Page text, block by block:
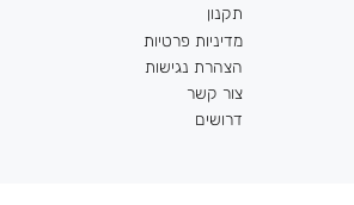
תקנון
מדיניות פרטיות
הצהרת נגישות
צור קשר
דרושים